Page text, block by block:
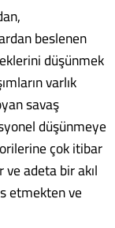
beslenen
düşünmek
varlık
savaş
düşünmeye
çok itibar
adeta bir akıl
etmekten ve